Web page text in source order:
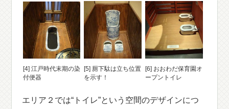
[4] 江戸時代末期の染
付便器
[5] 厠下駄は立ち位置
を示す！
[6] おおわだ保育園オ
ープントイレ
エリア２では“トイレ”という空間のデザインにつ